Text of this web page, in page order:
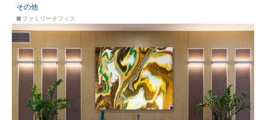
その他
ファミリーオフィス